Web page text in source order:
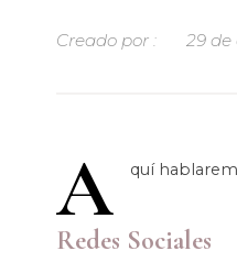
Creado por : 29 de
A quí
Redes Sociales